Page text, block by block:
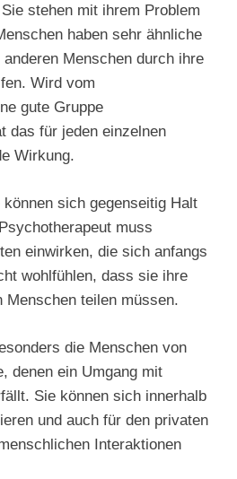
stehen mit ihrem Problem
haben sehr ähnliche
Menschen durch ihre
Wird vom
gute Gruppe
das für jeden einzelnen
Wirkung.
sich gegenseitig Halt
muss
einwirken, die sich anfangs
wohlfühlen, dass sie ihre
Menschen teilen müssen.
die Menschen von
denen ein Umgang mit
Sie können sich innerhalb
und auch für den privaten
Interaktionen